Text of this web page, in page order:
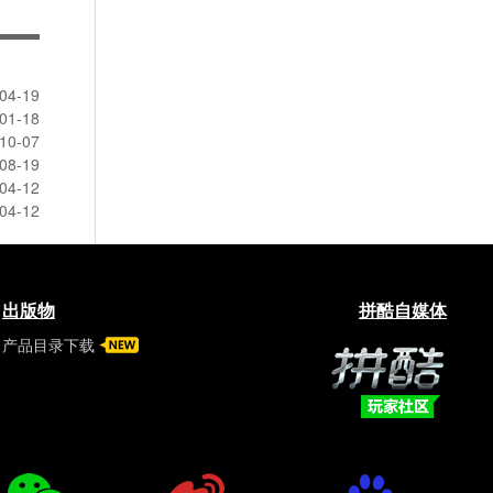
19
18
07
19
12
12
出版物
产品目录下载
拼酷自媒体